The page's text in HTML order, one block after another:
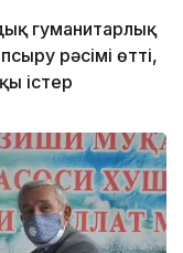
гуманитарлық
рәсімі өтті,
істер